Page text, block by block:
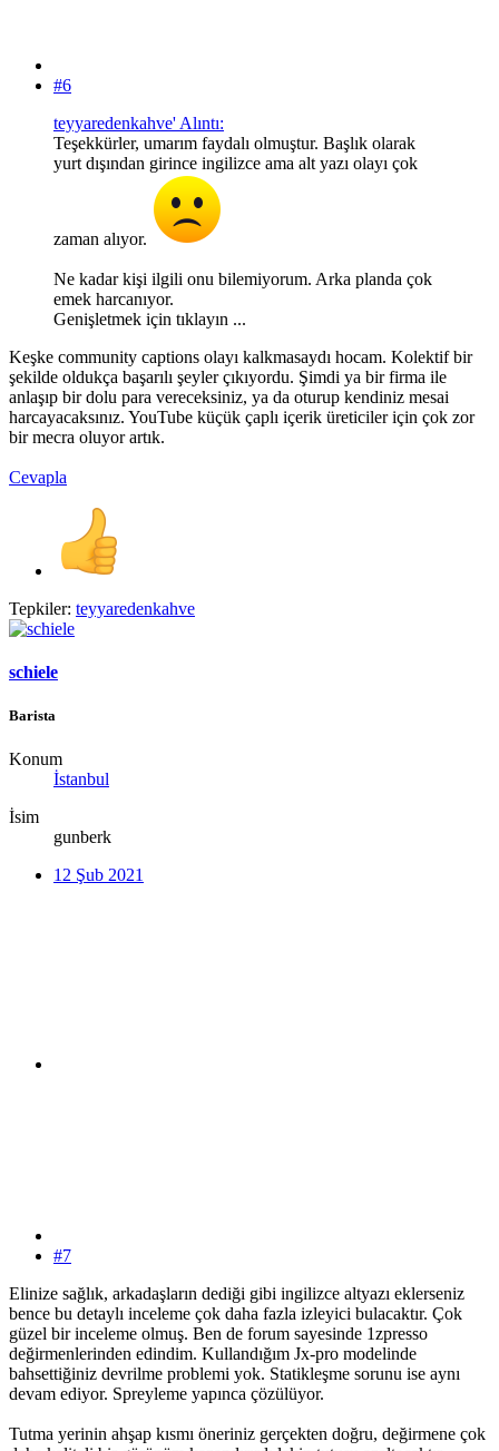
#6
teyyaredenkahve' Alıntı:
Teşekkürler, umarım faydalı olmuştur. Başlık olarak
yurt dışından girince ingilizce ama alt yazı olayı çok
zaman alıyor.
Ne kadar kişi ilgili onu bilemiyorum. Arka planda çok
emek harcanıyor.
Genişletmek için tıklayın ...
Keşke community captions olayı kalkmasaydı hocam. Kolektif bir
şekilde oldukça başarılı şeyler çıkıyordu. Şimdi ya bir firma ile
anlaşıp bir dolu para vereceksiniz, ya da oturup kendiniz mesai
harcayacaksınız. YouTube küçük çaplı içerik üreticiler için çok zor
bir mecra oluyor artık.
Cevapla
Tepkiler: teyyaredenkahve
schiele
Barista
Konum
İstanbul
İsim
gunberk
12 Şub 2021
#7
Elinize sağlık, arkadaşların dediği gibi ingilizce altyazı eklerseniz
bence bu detaylı inceleme çok daha fazla izleyici bulacaktır. Çok
güzel bir inceleme olmuş. Ben de forum sayesinde 1zpresso
değirmenlerinden edindim. Kullandığım Jx-pro modelinde
bahsettiğiniz devrilme problemi yok. Statikleşme sorunu ise aynı
devam ediyor. Spreyleme yapınca çözülüyor.
Tutma yerinin ahşap kısmı öneriniz gerçekten doğru, değirmene çok